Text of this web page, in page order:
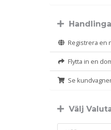
Registrera en
Flytta in en
Se
Välj